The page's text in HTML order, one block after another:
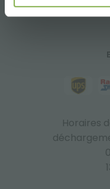
Horaires